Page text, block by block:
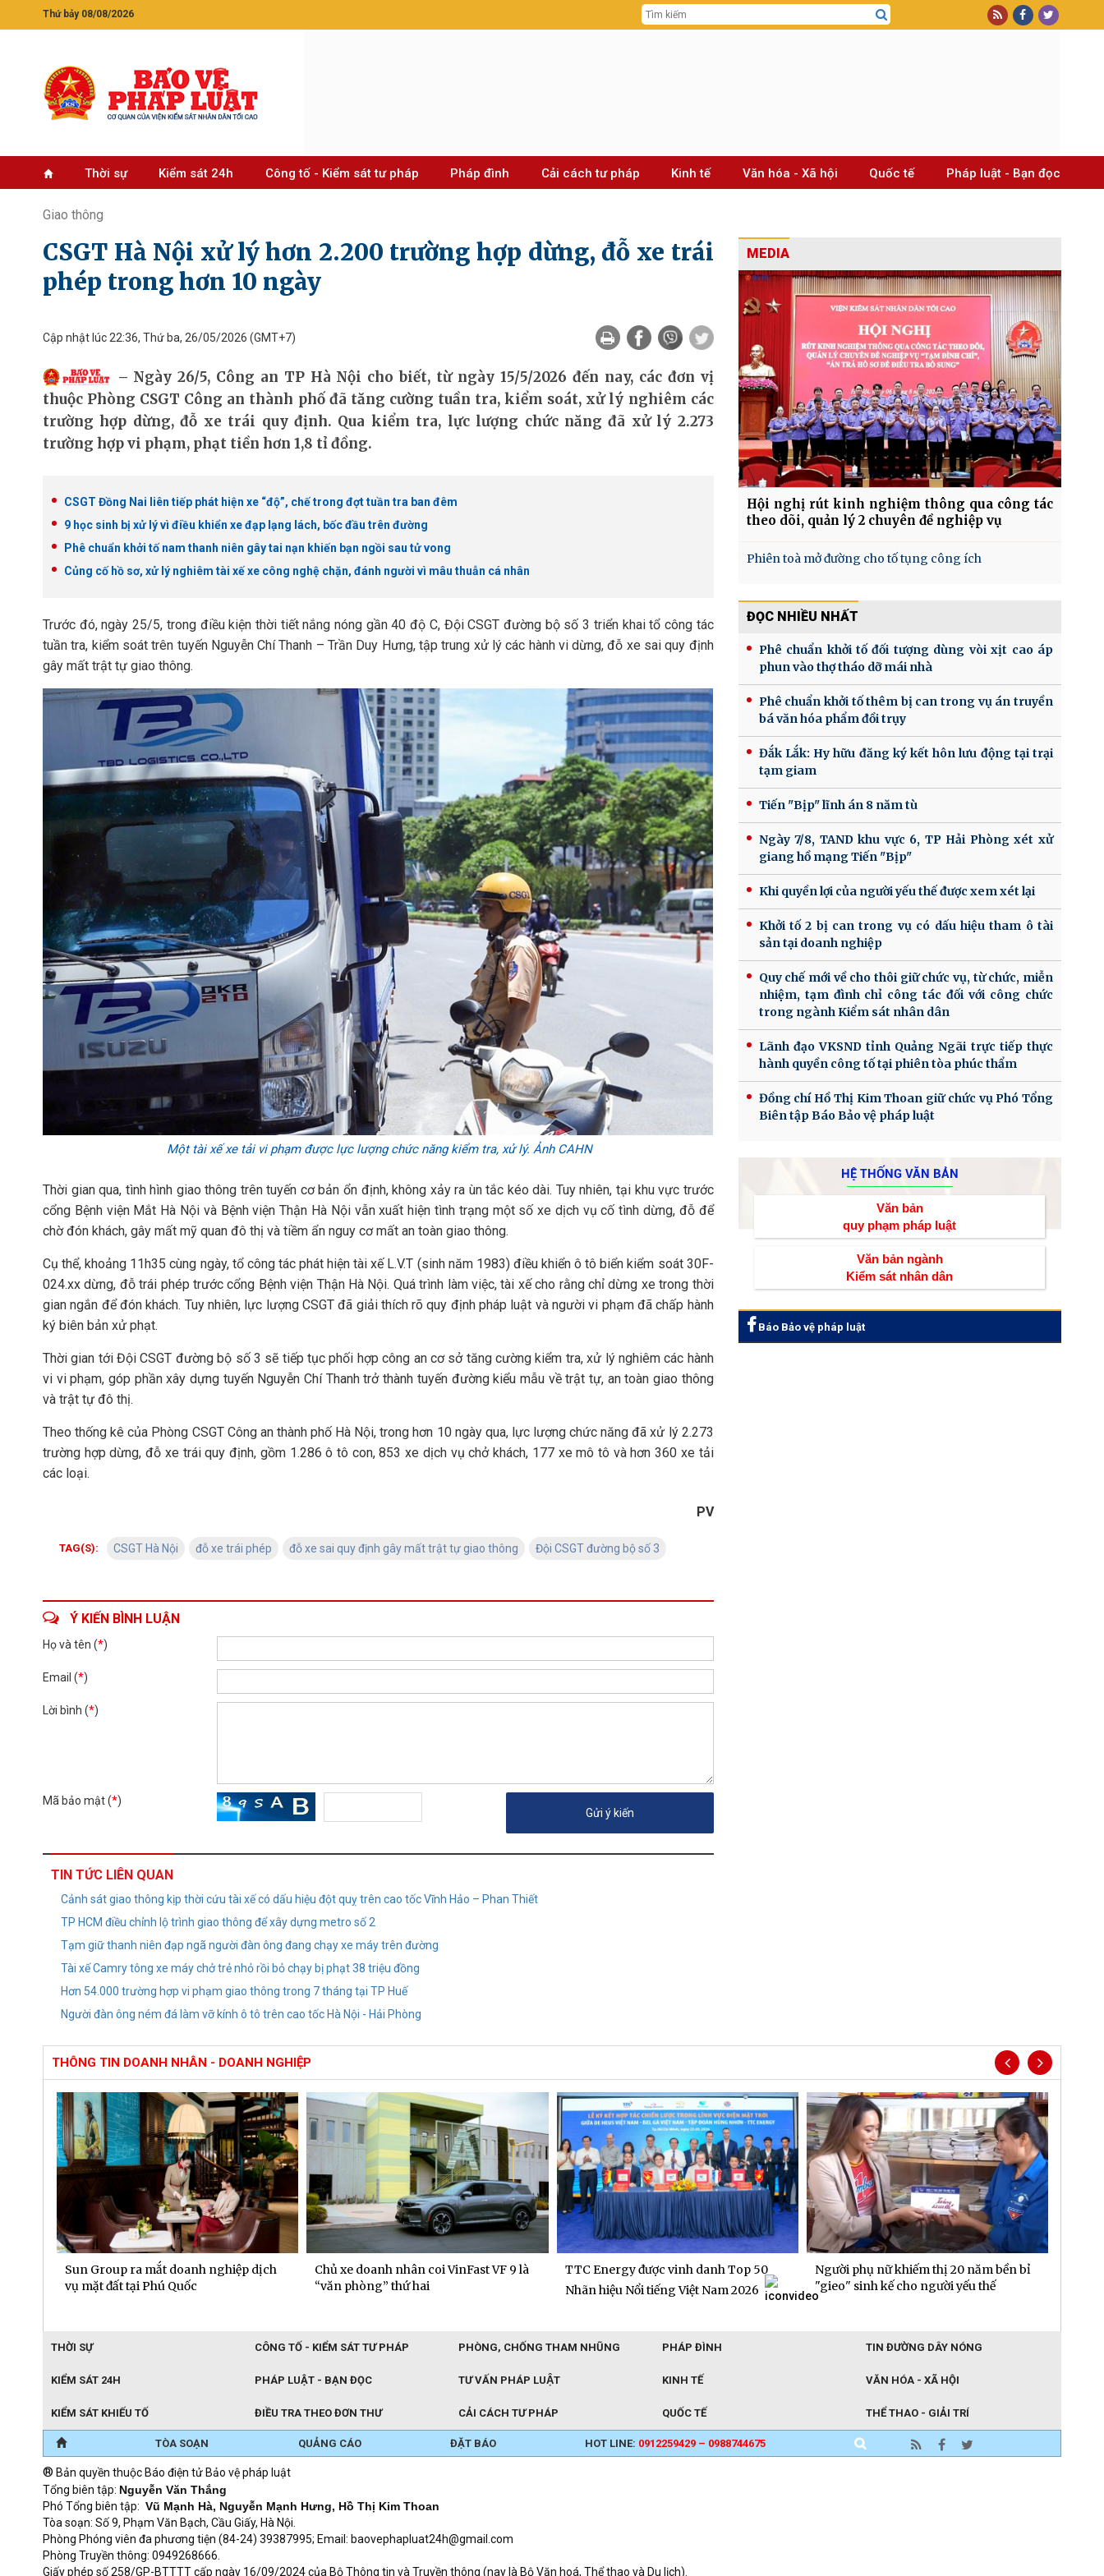
Thứ bảy 08/08/2026
Thời sự Kiểm sát 24h Công tố - Kiểm sát tư pháp Pháp đình Cải cách tư pháp Kinh tế Văn hóa - Xã hội Quốc tế Pháp luật - Bạn đọc
Giao thông
CSGT Hà Nội xử lý hơn 2.200 trường hợp dừng, đỗ xe trái
phép trong hơn 10 ngày
Cập nhật lúc 22:36, Thứ ba, 26/05/2026 (GMT+7)
Ngày 26/5, Công an TP Hà Nội cho biết, từ ngày 15/5/2026 đến nay, các đơn vị
thuộc Phòng CSGT Công an thành phố đã tăng cường tuần tra, kiểm soát, xử lý nghiêm các
trường hợp dừng, đỗ xe trái quy định. Qua kiểm tra, lực lượng chức năng đã xử lý 2.273
trường hợp vi phạm, phạt tiền hơn 1,8 tỉ đồng.
CSGT Đồng Nai liên tiếp phát hiện xe “độ”, chế trong đợt tuần tra ban đêm
9 học sinh bị xử lý vì điều khiển xe đạp lạng lách, bốc đầu trên đường
Phê chuẩn khởi tố nam thanh niên gây tai nạn khiến bạn ngồi sau tử vong
Củng cố hồ sơ, xử lý nghiêm tài xế xe công nghệ chặn, đánh người vì mâu thuẫn cá nhân
Trước đó, ngày 25/5, trong điều kiện thời tiết nắng nóng gần 40 độ C, Đội CSGT đường bộ số 3 triển khai tổ công tác
tuần tra, kiểm soát trên tuyến Nguyễn Chí Thanh – Trần Duy Hưng, tập trung xử lý các hành vi dừng, đỗ xe sai quy định
gây mất trật tự giao thông.
Một tài xế xe tải vi phạm được lực lượng chức năng kiểm tra, xử lý. Ảnh CAHN
Thời gian qua, tình hình giao thông trên tuyến cơ bản ổn định, không xảy ra ùn tắc kéo dài. Tuy nhiên, tại khu vực trước
cổng Bệnh viện Mắt Hà Nội và Bệnh viện Thận Hà Nội vẫn xuất hiện tình trạng một số xe dịch vụ cố tình dừng, đỗ để
chờ đón khách, gây mất mỹ quan đô thị và tiềm ẩn nguy cơ mất an toàn giao thông.
Cụ thể, khoảng 11h35 cùng ngày, tổ công tác phát hiện tài xế L.V.T (sinh năm 1983) điều khiển ô tô biển kiểm soát 30F-
024.xx dừng, đỗ trái phép trước cổng Bệnh viện Thận Hà Nội. Quá trình làm việc, tài xế cho rằng chỉ dừng xe trong thời
gian ngắn để đón khách. Tuy nhiên, lực lượng CSGT đã giải thích rõ quy định pháp luật và người vi phạm đã chấp hành
ký biên bản xử phạt.
Thời gian tới Đội CSGT đường bộ số 3 sẽ tiếp tục phối hợp công an cơ sở tăng cường kiểm tra, xử lý nghiêm các hành
vi vi phạm, góp phần xây dựng tuyến Nguyễn Chí Thanh trở thành tuyến đường kiểu mẫu về trật tự, an toàn giao thông
và trật tự đô thị.
Theo thống kê của Phòng CSGT Công an thành phố Hà Nội, trong hơn 10 ngày qua, lực lượng chức năng đã xử lý 2.273
trường hợp dừng, đỗ xe trái quy định, gồm 1.286 ô tô con, 853 xe dịch vụ chở khách, 177 xe mô tô và hơn 360 xe tải
các loại.
PV
TAG(S): CSGT Hà Nội đỗ xe trái phép đỗ xe sai quy định gây mất trật tự giao thông Đội CSGT đường bộ số 3
Ý KIẾN BÌNH LUẬN
Họ và tên (*)
Email (*)
Lời bình (*)
Mã bảo mật (*)
TIN TỨC LIÊN QUAN
Cảnh sát giao thông kịp thời cứu tài xế có dấu hiệu đột quỵ trên cao tốc Vĩnh Hảo – Phan Thiết
TP HCM điều chỉnh lộ trình giao thông để xây dựng metro số 2
Tạm giữ thanh niên đạp ngã người đàn ông đang chạy xe máy trên đường
Tài xế Camry tông xe máy chở trẻ nhỏ rồi bỏ chạy bị phạt 38 triệu đồng
Hơn 54.000 trường hợp vi phạm giao thông trong 7 tháng tại TP Huế
Người đàn ông ném đá làm vỡ kính ô tô trên cao tốc Hà Nội - Hải Phòng
MEDIA
Hội nghị rút kinh nghiệm thông qua công tác
theo dõi, quản lý 2 chuyên đề nghiệp vụ
Phiên toà mở đường cho tố tụng công ích
ĐỌC NHIỀU NHẤT
Phê chuẩn khởi tố đối tượng dùng vòi xịt cao áp
phun vào thợ tháo dỡ mái nhà
Phê chuẩn khởi tố thêm bị can trong vụ án truyền
bá văn hóa phẩm đồi trụy
Đắk Lắk: Hy hữu đăng ký kết hôn lưu động tại trại
tạm giam
Tiến "Bịp" lĩnh án 8 năm tù
Ngày 7/8, TAND khu vực 6, TP Hải Phòng xét xử
giang hồ mạng Tiến "Bịp"
Khi quyền lợi của người yếu thế được xem xét lại
Khởi tố 2 bị can trong vụ có dấu hiệu tham ô tài
sản tại doanh nghiệp
Quy chế mới về cho thôi giữ chức vụ, từ chức, miễn
nhiệm, tạm đình chỉ công tác đối với công chức
trong ngành Kiểm sát nhân dân
Lãnh đạo VKSND tỉnh Quảng Ngãi trực tiếp thực
hành quyền công tố tại phiên tòa phúc thẩm
Đồng chí Hồ Thị Kim Thoan giữ chức vụ Phó Tổng
Biên tập Báo Bảo vệ pháp luật
HỆ THỐNG VĂN BẢN
Văn bản
quy phạm pháp luật
Văn bản ngành
Kiểm sát nhân dân
Báo Bảo vệ pháp luật
THÔNG TIN DOANH NHÂN - DOANH NGHIỆP
Sun Group ra mắt doanh nghiệp dịch
vụ mặt đất tại Phú Quốc
Chủ xe doanh nhân coi VinFast VF 9 là
“văn phòng” thứ hai
TTC Energy được vinh danh Top 50
Nhãn hiệu Nổi tiếng Việt Nam 2026
Người phụ nữ khiếm thị 20 năm bền bỉ
"gieo" sinh kế cho người yếu thế
THỜI SỰ CÔNG TỐ - KIỂM SÁT TƯ PHÁP PHÒNG, CHỐNG THAM NHŨNG PHÁP ĐÌNH TIN ĐƯỜNG DÂY NÓNG
KIỂM SÁT 24H PHÁP LUẬT - BẠN ĐỌC TƯ VẤN PHÁP LUẬT KINH TẾ VĂN HÓA - XÃ HỘI
KIỂM SÁT KHIẾU TỐ ĐIỀU TRA THEO ĐƠN THƯ CẢI CÁCH TƯ PHÁP QUỐC TẾ THỂ THAO - GIẢI TRÍ
TÒA SOẠN QUẢNG CÁO ĐẶT BÁO HOT LINE: 0912259429 – 0988744675
® Bản quyền thuộc Báo điện tử Bảo vệ pháp luật
Tổng biên tập: Nguyễn Văn Thắng
Phó Tổng biên tập: Vũ Mạnh Hà, Nguyễn Mạnh Hưng, Hồ Thị Kim Thoan
Tòa soạn: Số 9, Phạm Văn Bạch, Cầu Giấy, Hà Nội.
Phòng Phóng viên đa phương tiện (84-24) 39387995; Email: baovephapluat24h@gmail.com
Phòng Truyền thông: 0949268666.
Giấy phép số 258/GP-BTTTT cấp ngày 16/09/2024 của Bộ Thông tin và Truyền thông (nay là Bộ Văn hoá, Thể thao và Du lịch).